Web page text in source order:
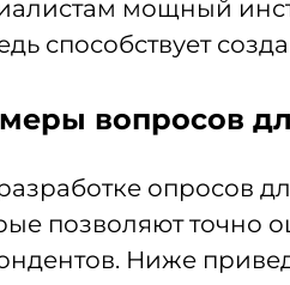
мощный
способствует
вопросов
опросов
позволяют точно
Ниже